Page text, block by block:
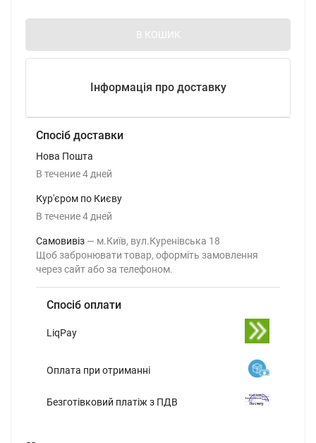
В КОШИК
Інформація про доставку
Спосіб доставки
Нова Пошта
В течение4 дней
Кур'єром по Києву
В течение4 дней
Самовивіз
м.Київ, вул.Куренівська 18
Щоб забронювати товар, оформіть замовлення
через сайт або за телефоном.
Спосіб оплати
LiqPay
Оплата при отриманні
Безготівковий платіж з ПДВ